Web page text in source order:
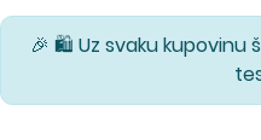
🎉 🛍️ Uz svaku kupovinu